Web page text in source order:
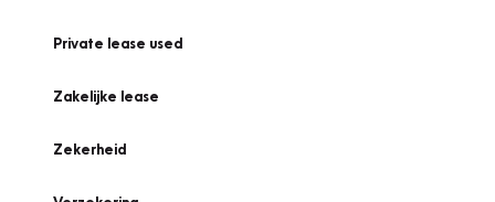
Private lease used
Zakelijke lease
Zekerheid